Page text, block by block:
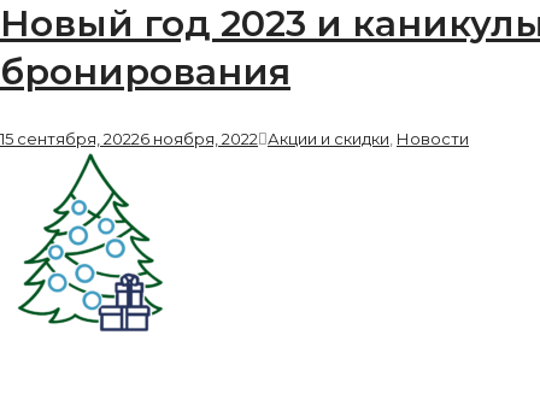
Новый год 2023 и
бронирования
15 сентября, 20226 ноября, 2022 Акции и скидки Новости